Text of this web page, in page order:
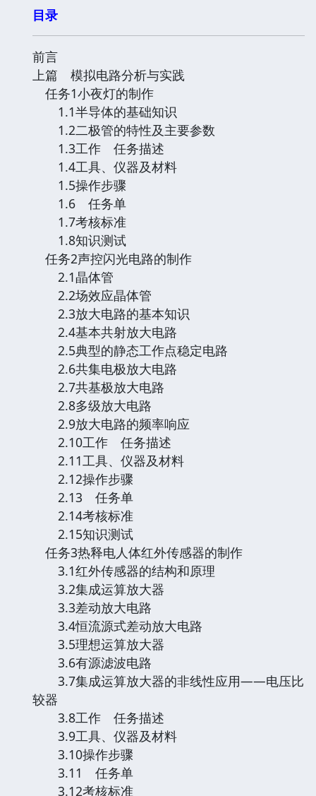
目录
前言
上篇 模拟电路分析与实践
任务1小夜灯的制作
1.1半导体的基础知识
1.2二极管的特性及主要参数
1.3工作 任务描述
1.4工具、仪器及材料
1.5操作步骤
1.6 任务单
1.7考核标准
1.8知识测试
任务2声控闪光电路的制作
2.1晶体管
2.2场效应晶体管
2.3放大电路的基本知识
2.4基本共射放大电路
2.5典型的静态工作点稳定电路
2.6共集电极放大电路
2.7共基极放大电路
2.8多级放大电路
2.9放大电路的频率响应
2.10工作 任务描述
2.11工具、仪器及材料
2.12操作步骤
2.13 任务单
2.14考核标准
2.15知识测试
任务3热释电人体红外传感器的制作
3.1红外传感器的结构和原理
3.2集成运算放大器
3.3差动放大电路
3.4恒流源式差动放大电路
3.5理想运算放大器
3.6有源滤波电路
3.7集成运算放大器的非线性应用——电压比
较器
3.8工作 任务描述
3.9工具、仪器及材料
3.10操作步骤
3.11 任务单
3.12考核标准